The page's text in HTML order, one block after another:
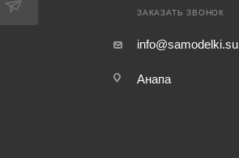
ЗАКАЗАТЬ ЗВОНОК
info@samodelki.su
Анапа